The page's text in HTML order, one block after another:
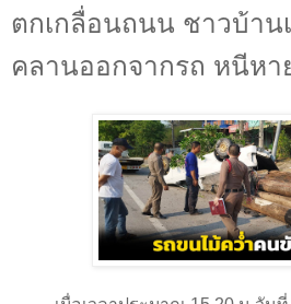
ตกเกลื่อนถนน ชาวบ้าน
คลานออกจากรถ หนีหา